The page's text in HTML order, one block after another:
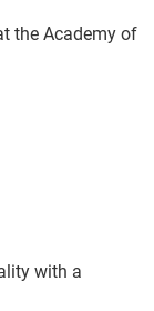
the Academy of
with a